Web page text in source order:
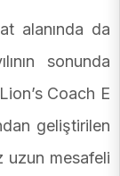
alanında da
sonunda
Coach E
geliştirilen
uzun mesafeli